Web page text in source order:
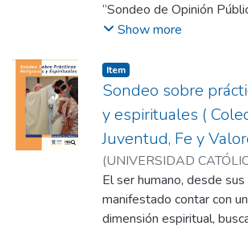
“Sondeo de Opinión
anualmente presenta el
(ERIC), de la Compañía de
de las opiniones de la
después de las
recién pasado, y los
analistas. Se constataba
generalizado de que
bien, se hablaba
pérdida de confianza en
en los servidores
Show more
Item
Sondeo sobre
y espirituales (
Juventud, Fe y
(UNIVERSIDAD
HONDURAS, 202?)
Pastoral.;INSTITUTO DE
INVESTIGACIONES
El ser humano, desde sus
manifestado contar con
dimensión espiritual,